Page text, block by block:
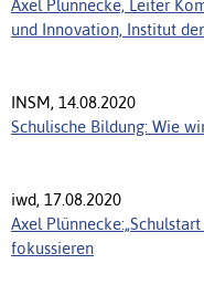
Axel Plünnecke, Leiter
und Innovation, Institut
INSM, 14.08.2020
Schulische Bildung: Wie
iwd, 17.08.2020
Axel
fokussieren